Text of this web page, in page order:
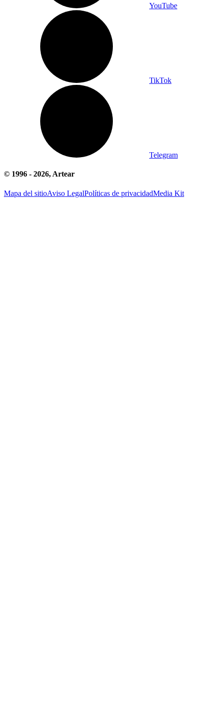
YouTube
TikTok
Telegram
© 1996 - 2026, Artear
Mapa del sitioAviso LegalPolíticas de privacidadMedia Kit